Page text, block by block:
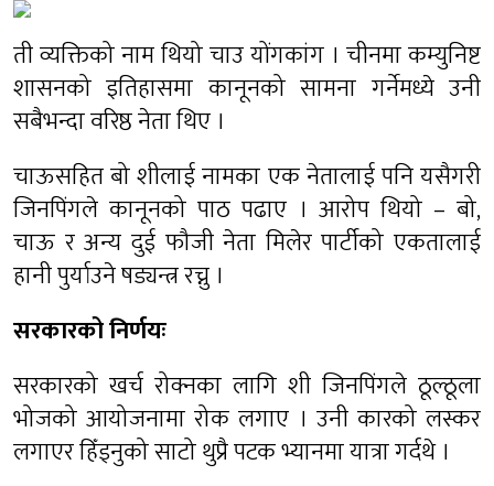
ती व्यक्तिको नाम थियो चाउ योंगकांग । चीनमा कम्युनिष्ट
शासनको इतिहासमा कानूनको सामना गर्नेमध्ये उनी
सबैभन्दा वरिष्ठ नेता थिए ।
चाऊसहित बो शीलाई नामका एक नेतालाई पनि यसैगरी
जिनपिंगले कानूनको पाठ पढाए । आरोप थियो – बो,
चाऊ र अन्य दुई फौजी नेता मिलेर पार्टीको एकतालाई
हानी पुर्याउने षड्यन्त्र रच्नु ।
सरकारको निर्णयः
सरकारको खर्च रोक्नका लागि शी जिनपिंगले ठूल्ठूला
भोजको आयोजनामा रोक लगाए । उनी कारको लस्कर
लगाएर हिँड्नुको साटो थुप्रै पटक भ्यानमा यात्रा गर्दथे ।